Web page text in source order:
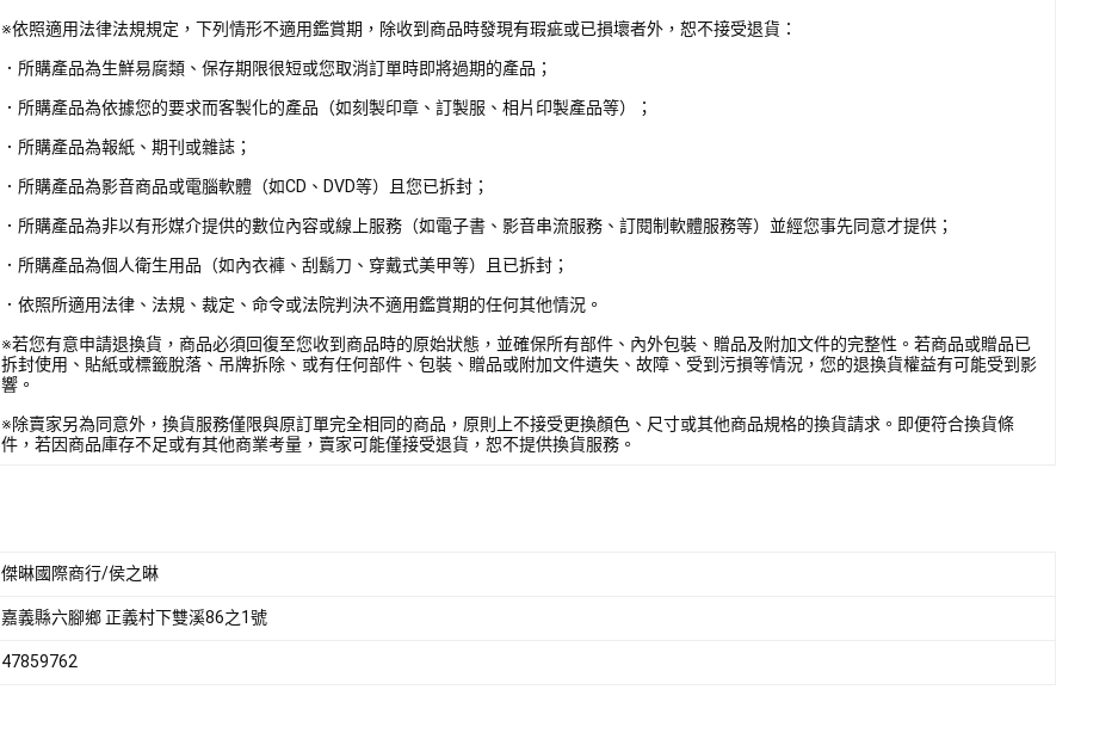
※依照適用法律法規規定，下列情形不適用鑑賞期，除收到商品時發現有瑕疵或已損壞者外，恕不接受退貨：
．所購產品為生鮮易腐類、保存期限很短或您取消訂單時即將過期的產品；
．所購產品為依據您的要求而客製化的產品（如刻製印章、訂製服、相片印製產品等）；
．所購產品為報紙、期刊或雜誌；
．所購產品為影音商品或電腦軟體（如CD、DVD等）且您已拆封；
．所購產品為非以有形媒介提供的數位內容或線上服務（如電子書、影音串流服務、訂閱制軟體服務等）並經您事先同意才提供；
．所購產品為個人衛生用品（如內衣褲、刮鬍刀、穿戴式美甲等）且已拆封；
．依照所適用法律、法規、裁定、命令或法院判決不適用鑑賞期的任何其他情況。
※若您有意申請退換貨，商品必須回復至您收到商品時的原始狀態，並確保所有部件、內外包裝、贈品及附加文件的完整性。若商品或贈品已
拆封使用、貼紙或標籤脫落、吊牌拆除、或有任何部件、包裝、贈品或附加文件遺失、故障、受到污損等情況，您的退換貨權益有可能受到影
響。
※除賣家另為同意外，換貨服務僅限與原訂單完全相同的商品，原則上不接受更換顏色、尺寸或其他商品規格的換貨請求。即便符合換貨條
件，若因商品庫存不足或有其他商業考量，賣家可能僅接受退貨，恕不提供換貨服務。
傑晽國際商行/侯之晽
嘉義縣六腳鄉 正義村下雙溪86之1號
47859762